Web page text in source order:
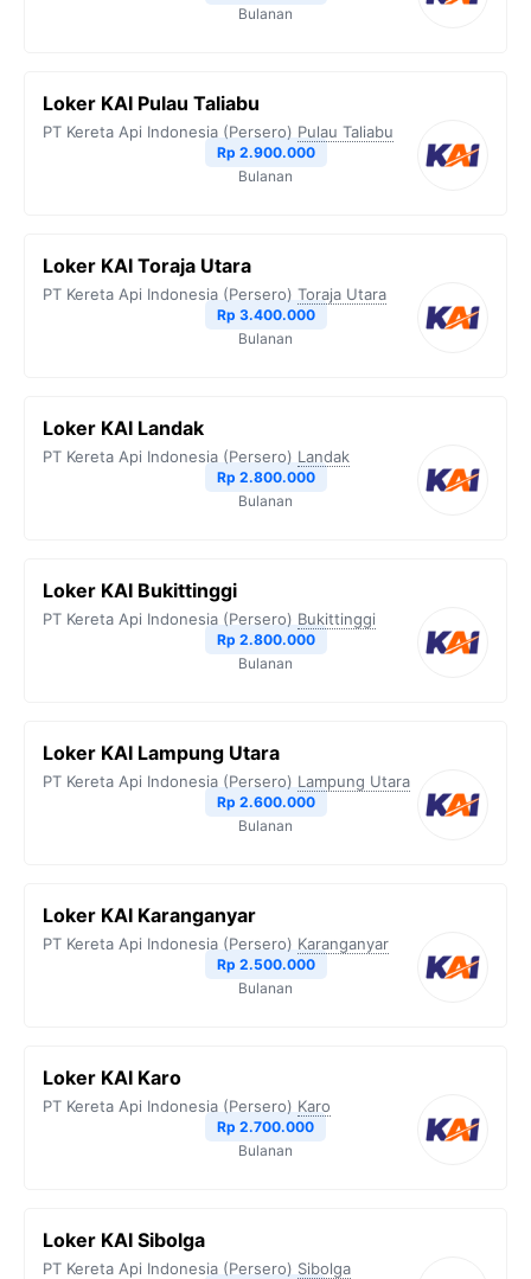
k
Bulanan
Loker KAI Pulau Taliabu
PT Kereta Api Indonesia (Persero) Pulau Taliabu
Rp 2.900.000
Bulanan
Loker KAI Toraja Utara
PT Kereta Api Indonesia (Persero) Toraja Utara
Rp 3.400.000
Bulanan
Loker KAI Landak
PT Kereta Api Indonesia (Persero) Landak
Rp 2.800.000
Bulanan
Loker KAI Bukittinggi
PT Kereta Api Indonesia (Persero) Bukittinggi
Rp 2.800.000
Bulanan
Loker KAI Lampung Utara
PT Kereta Api Indonesia (Persero) Lampung Utara
Rp 2.600.000
Bulanan
Loker KAI Karanganyar
PT Kereta Api Indonesia (Persero) Karanganyar
Rp 2.500.000
Bulanan
Loker KAI Karo
PT Kereta Api Indonesia (Persero) Karo
Rp 2.700.000
Bulanan
Loker KAI Sibolga
PT Kereta Api Indonesia (Persero) Sibolga